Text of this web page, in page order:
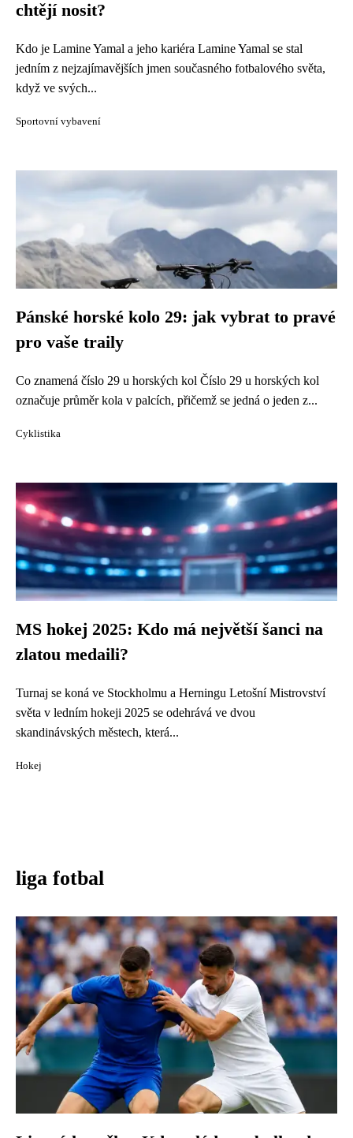
chtějí nosit?
Kdo je Lamine Yamal a jeho kariéra Lamine Yamal se stal
jedním z nejzajímavějších jmen současného fotbalového světa,
když ve svých...
Sportovní vybavení
Pánské horské kolo 29: jak vybrat to pravé
pro vaše traily
Co znamená číslo 29 u horských kol Číslo 29 u horských kol
označuje průměr kola v palcích, přičemž se jedná o jeden z...
Cyklistika
MS hokej 2025: Kdo má největší šanci na
zlatou medaili?
Turnaj se koná ve Stockholmu a Herningu Letošní Mistrovství
světa v ledním hokeji 2025 se odehrává ve dvou
skandinávských městech, která...
Hokej
liga fotbal